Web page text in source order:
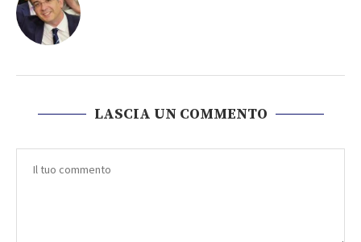
LASCIA UN COMMENTO